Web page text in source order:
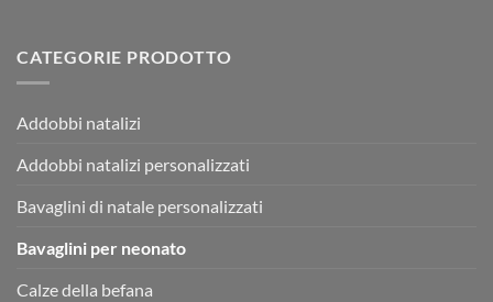
CATEGORIE PRODOTTO
Addobbi natalizi
Addobbi natalizi personalizzati
Bavaglini di natale personalizzati
Bavaglini per neonato
Calze della befana